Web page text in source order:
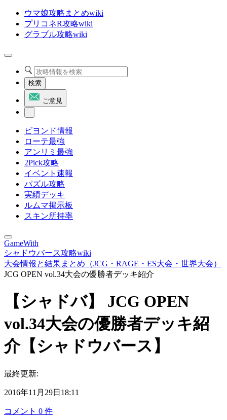
ウマ娘攻略まとめwiki
プリコネR攻略wiki
グラブル攻略wiki
検索
ご意見
ビヨンド情報
ローテ最強
アンリミ最強
2Pick攻略
イベント速報
パズル攻略
実績デッキ
ルムマ掲示板
スキン所持率
GameWith
シャドウバース攻略wiki
大会情報と結果まとめ（JCG・RAGE・ES大会・世界大会）
JCG OPEN vol.34大会の優勝者デッキ紹介
【シャドバ】 JCG OPEN
vol.34大会の優勝者デッキ紹
介【シャドウバース】
最終更新:
2016年11月29日18:11
コメント 0 件